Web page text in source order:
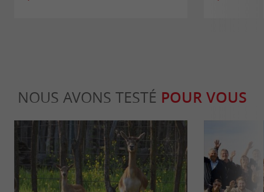
NOUS AVONS TESTÉ POUR VOUS